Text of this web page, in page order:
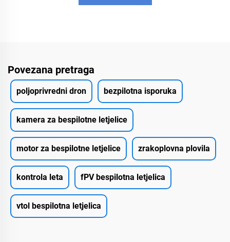
Povezana pretraga
poljoprivredni dron bezpilotna isporuka
kamera za bespilotne letjelice
motor za bespilotne letjelice zrakoplovna plovila
kontrola leta fPV bespilotna letjelica
vtol bespilotna letjelica